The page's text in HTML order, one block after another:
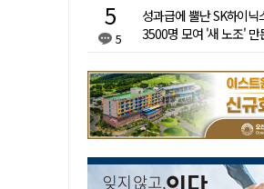
5
성과급에 뿔난 SK하이
3500명 모여 '새 노조' 만